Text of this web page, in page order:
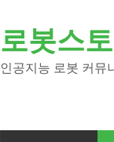
로봇스
인공지능 로봇 커뮤